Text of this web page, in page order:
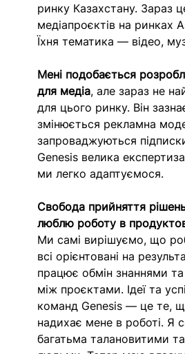
ринку Казахстану. Зараз
медіапроєктів на ринках
Їхня тематика — відео,
Мені подобається
для медіа, але зараз не
для цього ринку. Він
змінюється рекламна
запроваджуються
Genesis велика експертиза
ми легко адаптуємося.
Свобода прийняття
люблю роботу в
Ми самі вирішуємо, що
всі орієнтовані на
працює обмін знаннями
між проєктами. Ідеї ​​та
команд Genesis — це те,
надихає мене в роботі. Я
багатьма талановитими